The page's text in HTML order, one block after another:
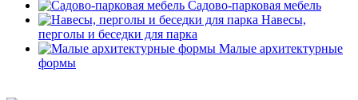
Садово-парковая мебель
Навесы,
перголы и беседки для парка
Малые архитектурные
формы